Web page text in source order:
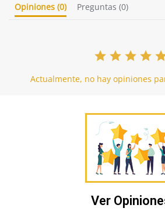
Opiniones (0) Preguntas (0)
Actualmente, no hay opiniones
Ver